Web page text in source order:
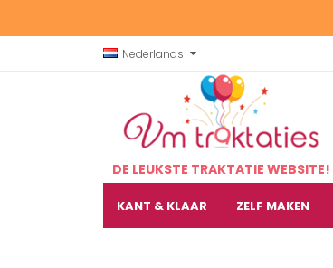
Nederlands
DE LEUKSTE TRAKTATIE WEBSITE!
KANT & KLAAR ZELF MAKEN